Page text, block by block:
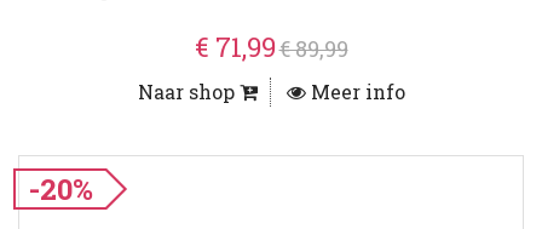
€ 71,99€ 89,99
Naar shop Meer info
-20%